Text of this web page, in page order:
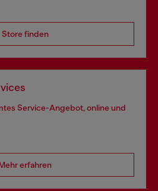
Store finden
Service-Angebot, online und
erfahren